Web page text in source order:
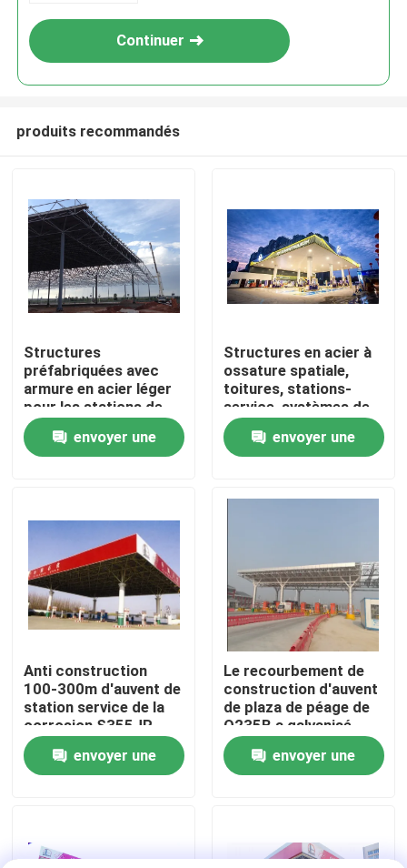
Produits
Au sujet de nous
Contrôle de qualité
Contactez-nous
Nouvelles
Cas
Botte de cadre de l'espace
Continuer
produits recommandés
Structures
préfabriquées avec
armure en acier léger
pour les stations de
service Des
conceptions durables
et efficaces
envoyer une
Structures en acier à
ossature spatiale,
toitures, stations-
service, systèmes de
toiture de péage, ISO,
GB
envoyer une
Anti construction
100-300m d'auvent de
station service de la
corrosion S355JR
soudant
envoyer une
Le recourbement de
construction d'auvent
de plaza de péage de
Q235B a galvanisé
l'installation de Quilk
envoyer une